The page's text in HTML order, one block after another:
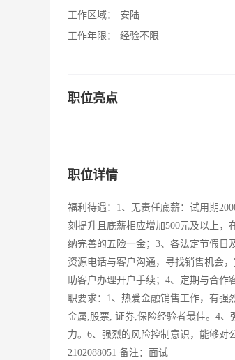
工作区域：
安陆
工作年限：
经验不限
职位亮点
职位详情
福利待遇：1、无责任底薪：试用期
刻提升且底薪相应增加500元及以上，
纳完善的五险一金；3、各法定节假日
资源电话与客户沟通，寻找销售机会
助客户办理开户手续；4、定期与合作
职要求：1、热爱金融销售工作，有强
金属,股票, 证券,保险经验者最佳。4
力。6、强烈的风险控制意识，能够对
2102088051 备注：面试